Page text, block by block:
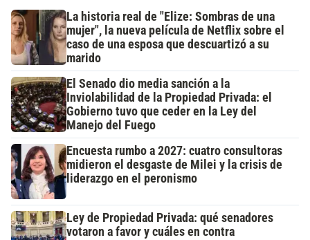
La historia real de "Elize: Sombras de una
mujer", la nueva película de Netflix sobre el
caso de una esposa que descuartizó a su
marido
El Senado dio media sanción a la
Inviolabilidad de la Propiedad Privada: el
Gobierno tuvo que ceder en la Ley del
Manejo del Fuego
Encuesta rumbo a 2027: cuatro consultoras
midieron el desgaste de Milei y la crisis de
liderazgo en el peronismo
Ley de Propiedad Privada: qué senadores
votaron a favor y cuáles en contra